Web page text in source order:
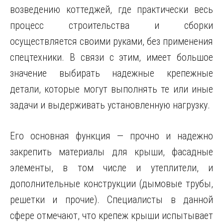
возведению коттеджей, где практически весь
процесс строительства и сборки
осуществляется своими руками, без применения
спецтехники. В связи с этим, имеет большое
значение выбирать надежные крепежные
детали, которые могут выполнять те или иные
задачи и выдерживать установленную нагрузку.
Его основная функция — прочно и надежно
закрепить материалы для крыши, фасадные
элементы, в том числе и утеплители, и
дополнительные конструкции (дымовые трубы,
решетки и прочие). Специалисты в данной
сфере отмечают, что крепеж крыши испытывает